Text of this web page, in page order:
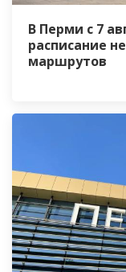
В Перми с 7
расписание
маршрутов